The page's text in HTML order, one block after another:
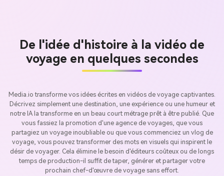
De l'idée d'histoire à la vidéo de
voyage en quelques secondes
Media.io transforme vos idées écrites en vidéos de voyage captivantes.
Décrivez simplement une destination, une expérience ou une humeur et
notre IA la transforme en un beau court métrage prêt à être publié. Que
vous fassiez la promotion d'une agence de voyages, que vous
partagiez un voyage inoubliable ou que vous commenciez un vlog de
voyage, vous pouvez transformer des mots en visuels qui inspirent le
désir de voyager. Cela élimine le besoin d'éditeurs coûteux ou de longs
temps de production-il suffit de taper, générer et partager votre
prochain chef-d'œuvre de voyage sans effort.